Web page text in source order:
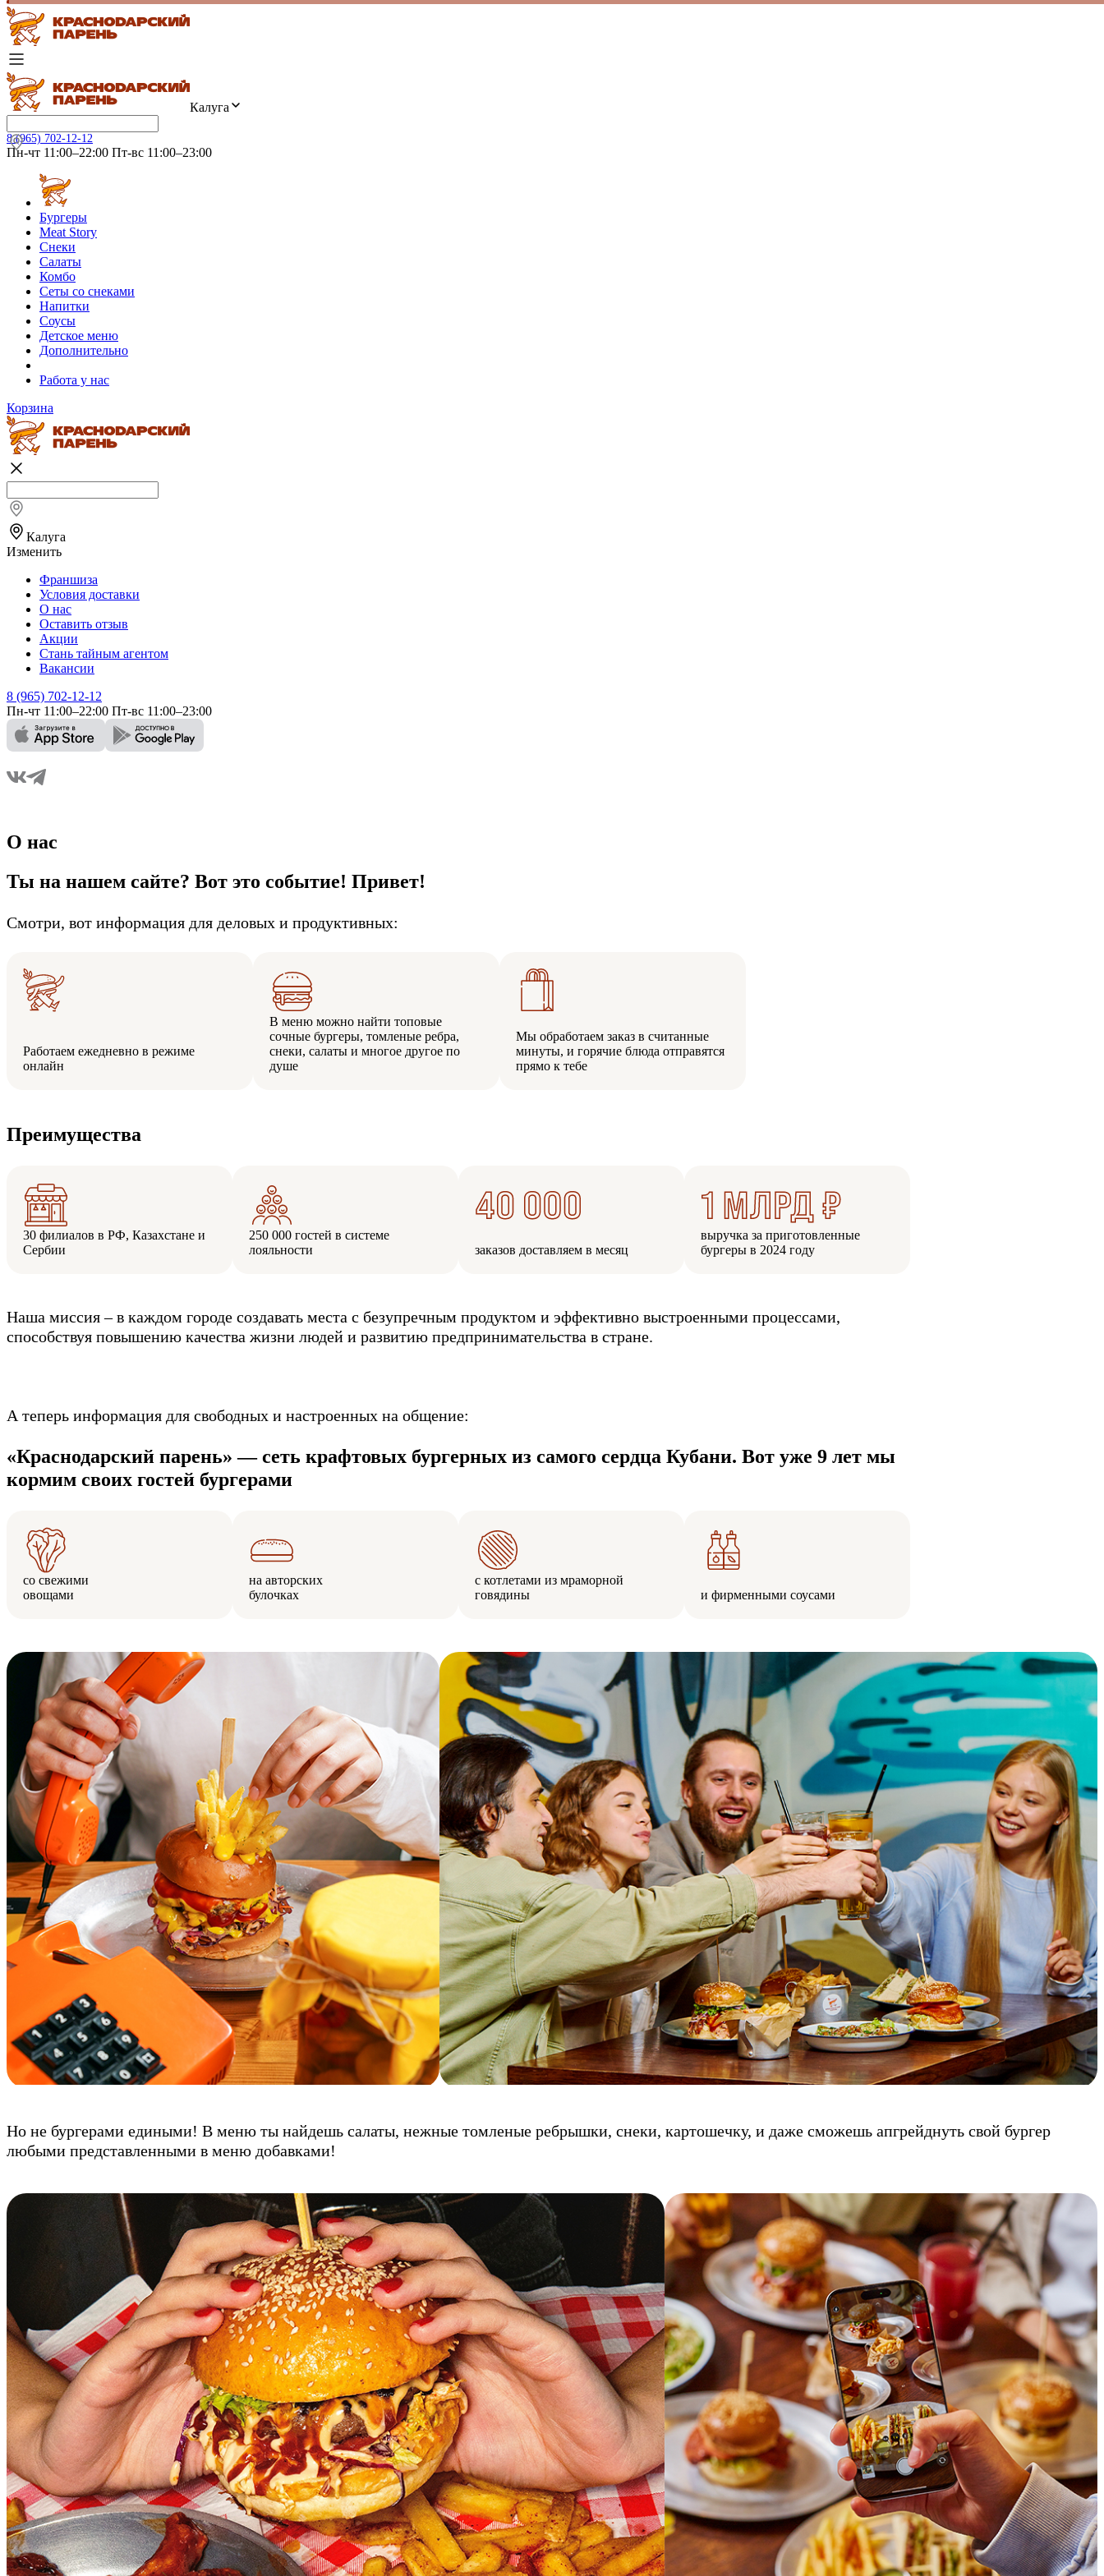
Калуга
8 (965) 702-12-12
Пн-чт 11:00–22:00 Пт-вс 11:00–23:00
Бургеры
Meat Story
Снеки
Салаты
Комбо
Сеты со снеками
Напитки
Соусы
Детское меню
Дополнительно
Работа у нас
Корзина
Калуга
Изменить
Франшиза
Условия доставки
О нас
Оставить отзыв
Акции
Стань тайным агентом
Вакансии
8 (965) 702-12-12
Пн-чт 11:00–22:00 Пт-вс 11:00–23:00
О нас
Ты на нашем сайте? Вот это событие! Привет!
Смотри, вот информация для деловых и продуктивных:
Работаем ежедневно в режиме
онлайн
В меню можно найти топовые
сочные бургеры, томленые ребра,
снеки, салаты и многое другое по
душе
Мы обработаем заказ в считанные
минуты, и горячие блюда отправятся
прямо к тебе
Преимущества
30 филиалов в РФ, Казахстане и
Сербии
250 000 гостей в системе
лояльности
заказов доставляем в месяц
выручка за приготовленные
бургеры в 2024 году
Наша миссия – в каждом городе создавать места с безупречным продуктом и эффективно выстроенными процессами,
способствуя повышению качества жизни людей и развитию предпринимательства в стране.
А теперь информация для свободных и настроенных на общение:
«Краснодарский парень» — сеть крафтовых бургерных из самого сердца Кубани. Вот уже 9 лет мы
кормим своих гостей бургерами
со свежими
овощами
на авторских
булочках
с котлетами из мраморной
говядины
и фирменными соусами
Но не бургерами едиными! В меню ты найдешь салаты, нежные томленые ребрышки, снеки, картошечку, и даже сможешь апгрейднуть свой бургер
любыми представленными в меню добавками!